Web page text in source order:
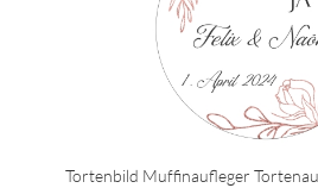
Tortenbild Muffinaufleger